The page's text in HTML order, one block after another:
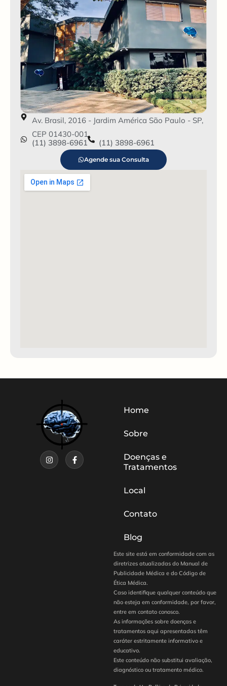
Av. Brasil, 2016 - Jardim América São Paulo - SP,
CEP 01430-001
(11) 3898-6961
(11) 3898-6961
Agende sua Consulta
Home
Sobre
Doenças e
Tratamentos
Local
Contato
Blog
Este site está em conformidade com as
diretrizes atualizadas do Manual de
Publicidade Médica e do Código de
Ética Médica.
Caso identifique qualquer conteúdo que
não esteja em conformidade, por favor,
entre em contato conosco.
As informações sobre doenças e
tratamentos aqui apresentadas têm
caráter estritamente informativo e
educativo.
Este conteúdo não substitui avaliação,
diagnóstico ou tratamento médico.